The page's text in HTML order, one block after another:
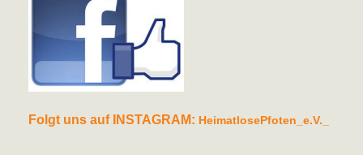
Folgt uns auf INSTAGRAM: HeimatlosePfoten_e.V._